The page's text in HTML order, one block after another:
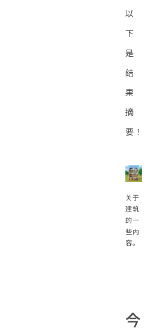
以
下
是
结
果
摘
要！
关于
建筑
的一
些内
容。
今